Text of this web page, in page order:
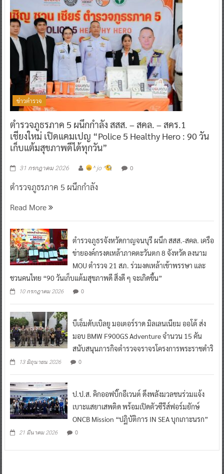
ข่าวตำรวจ
ตำรวจภูธรภาค 5 ผนึกกำลัง สสส. – สคล. – สคร.1
เชียงใหม่ เปิดแคมเปญ “Police 5 Healthy Hero : 90 วัน
เก็บแต้มสุขภาพดีได้ทุกวัน”
31 กรกฎาคม 2026 ^ jo ^ 0
ตำรวจภูธรภาค 5 ผนึกกำลัง
Read More
ตำรวจภูธรจังหวัดกาญจนบุรี ผนึก สสส.-สคล. เครือ
ข่ายองค์กรงดเหล้าภาคตะวันตก 8 จังหวัด ลงนาม
MOU ตำรวจ 21 สภ. ร่วมงดเหล้าเข้าพรรษา และ
ชวนคนไทย “90 วันเก็บแต้มสุขภาพดี สิ่งดี ๆ จะเกิดขึ้น”
10 กรกฎาคม 2026 0
บีเอ็มดับเบิลยู มอเตอร์ราด มิลเลนเนียม ออโต้ ส่ง
มอบ BMW F900GS Adventure จำนวน 15 คัน
สนับสนุนภารกิจตำรวจจราจรโครงการพระราชดำริ
13 มิถุนายน 2026 0
ป.ป.ส. คิกออฟบิ๊กอีเวนต์ ดึงพลังมวลชนร่วมแจ้ง
เบาะแสยาเสพติด พร้อมเปิดตัวซีรีส์ฟอร์มยักษ์
ONCB Mission “ปฏิบัติการ IN SEA บุกเกาะนรก”
21 มีนาคม 2026 0